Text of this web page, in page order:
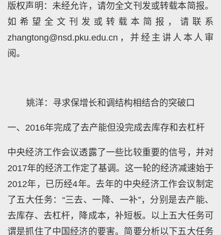
版权声明：未经允许，请勿全文刊发或转载本简报。
如希望全文刊发或转载本简报，请联系
zhangtong@nsd.pku.edu.cn，并经主讲人本人审
阅。
姚洋：寻求保增长和调结构相结合的突破口
一、2016年完成了去产能但没完成去库存和去杠杆
中央经济工作会议透露了一些比较重要的信号，并对
2017年的经济工作定了基调。这一轮的经济减速始于
2012年，已历经4年。去年的中央经济工作会议制定
了五大任务：“三去、一降、一补”，分别是去产能、
去库存、去杠杆，降成本，补短板。以上五大任务可
谓是抓住了中国经济的要害。简要分析以下五大任务